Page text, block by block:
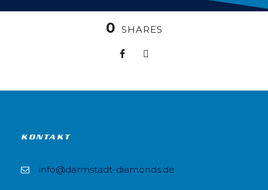
0 SHARES
KONTAKT
info@darmstadt-diamonds.de